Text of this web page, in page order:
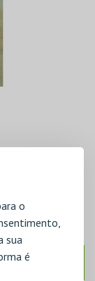
o
sua
é
SEGUINTE